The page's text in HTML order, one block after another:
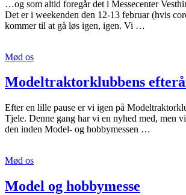
…og som altid foregår det i Messecenter
Det er i weekenden den 12-13 februar (hvis
kommer til at gå løs igen, igen. Vi …
Mød os
Modeltraktorklubbens
Efter en lille pause er vi igen på
Tjele. Denne gang har vi en nyhed med, men
den inden Model- og hobbymessen …
Mød os
Model og hobbymesse